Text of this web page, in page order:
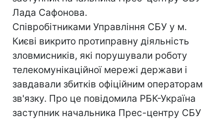
Лада Сафонова.
Співробітниками Управління СБУ у м.
Києві викрито протиправну діяльність
зловмисників, які порушували роботу
телекомунікаційної мережі держави і
завдавали збитків офіційним операторам
зв'язку. Про це повiдомила РБК-Україна
заступник начальника Прес-центру СБУ